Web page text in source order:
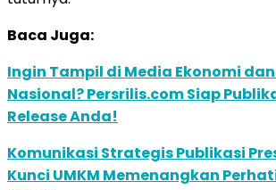
Baca Juga:
Ingin Tampil di Media Ekonomi
Nasional? Persrilis.com Siap
Release Anda!
Komunikasi Strategis Publikasi
Kunci UMKM Memenangkan